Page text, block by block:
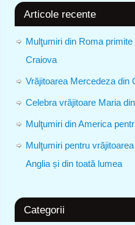
Articole recente
Mulţumiri din Roma
Craiova
Vrăjitoarea Mercedeza din
Celebra vrăjitoare Maria
Mulţumiri din America
Mulţumiri pentru
Anglia și din toată lumea
Categorii